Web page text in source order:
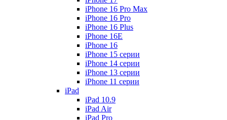
iPhone 16 Pro Max
iPhone 16 Pro
iPhone 16 Plus
iPhone 16E
iPhone 16
iPhone 15 серии
iPhone 14 серии
iPhone 13 серии
iPhone 11 серии
iPad
iPad 10.9
iPad Air
iPad Pro